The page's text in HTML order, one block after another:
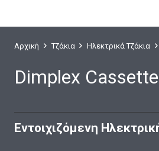
Αρχική Τζάκια Ηλεκτρικά Τζάκια
Dimplex
Εντοιχιζόμενη